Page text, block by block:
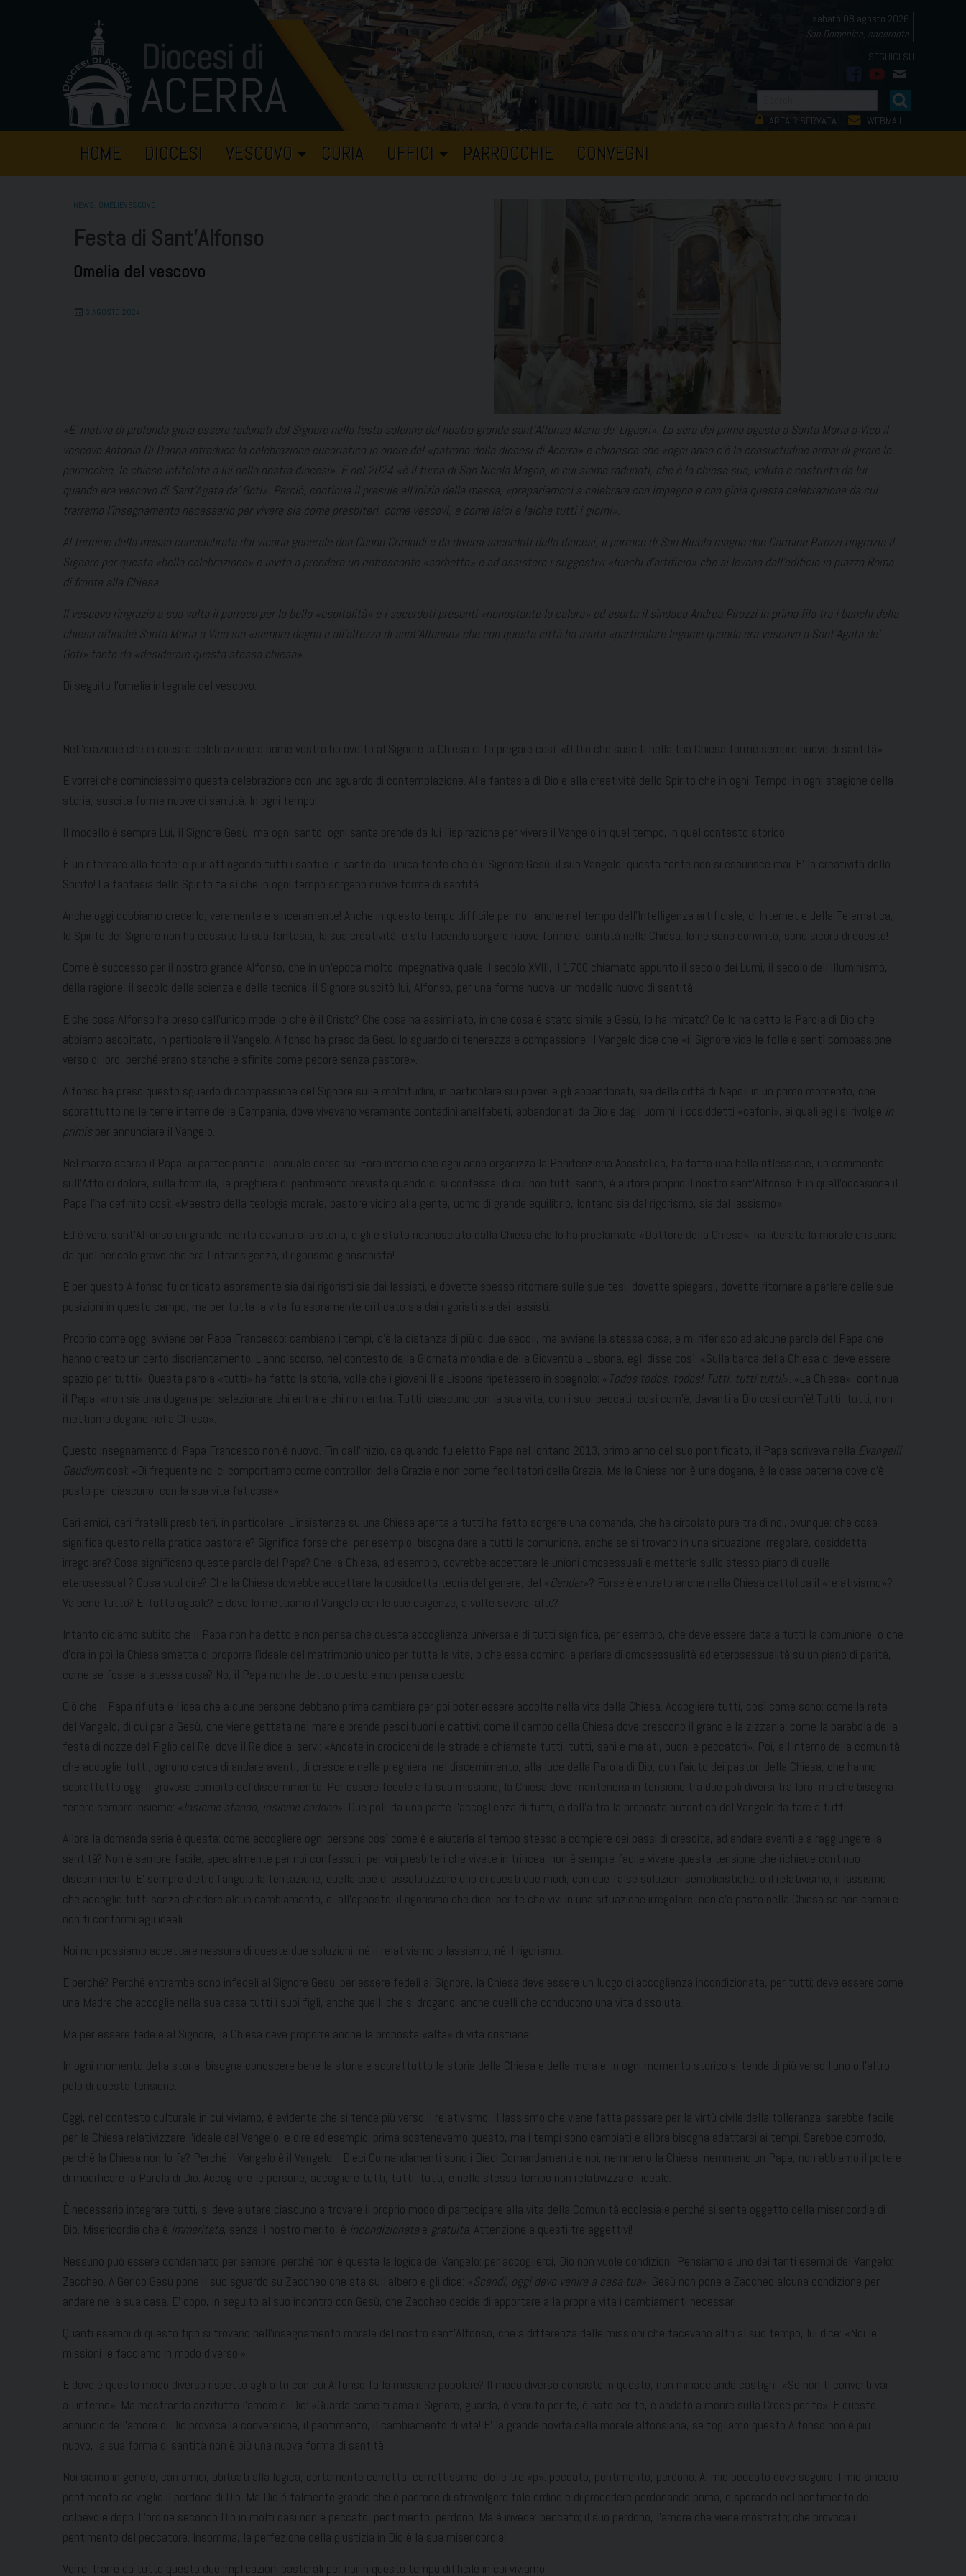
sabato 08 agosto 2026
San Domenico, sacerdote
facebook
youtube
mail
AREA RISERVATA WEBMAIL
HOME DIOCESI VESCOVO CURIA UFFICI PARROCCHIE CONVEGNI
NEWS OMELIEVESCOVO
Festa di Sant’Alfonso
Omelia del vescovo
3 AGOSTO 2024
«E’ motivo di profonda gioia essere radunati dal Signore nella festa solenne del nostro grande sant’Alfonso Maria de’ Liguori». La sera del primo agosto a Santa Maria a Vico il
vescovo Antonio Di Donna introduce la celebrazione eucaristica in onore del «patrono della diocesi di Acerra» e chiarisce che «ogni anno c’è la consuetudine ormai di girare le
parrocchie, le chiese intitolate a lui nella nostra diocesi». E nel 2024 «è il turno di San Nicola Magno, in cui siamo radunati, che è la chiesa sua, voluta e costruita da lui
quando era vescovo di Sant’Agata de’ Goti». Perciò, continua il presule all’inizio della messa, «prepariamoci a celebrare con impegno e con gioia questa celebrazione da cui
trarremo l’insegnamento necessario per vivere sia come presbiteri, come vescovi, e come laici e laiche tutti i giorni».
Al termine della messa concelebrata dal vicario generale don Cuono Crimaldi e da diversi sacerdoti della diocesi, il parroco di San Nicola magno don Carmine Pirozzi ringrazia il
Signore per questa «bella celebrazione » e invita a prendere un rinfrescante «sorbetto» e ad assistere i suggestivi «fuochi d’artificio» che si levano dall’edificio in piazza Roma
di fronte alla Chiesa.
Il vescovo ringrazia a sua volta il parroco per la bella «ospitalità» e i sacerdoti presenti «nonostante la calura» ed esorta il sindaco Andrea Pirozzi in prima fila tra i banchi della
chiesa affinché Santa Maria a Vico sia «sempre degna e all’altezza di sant’Alfonso» che con questa città ha avuto «particolare legame quando era vescovo a Sant’Agata de’
Goti» tanto da «desiderare questa stessa chiesa».
Di seguito l’omelia integrale del vescovo.
Nell’orazione che in questa celebrazione a nome vostro ho rivolto al Signore la Chiesa ci fa pregare così: «O Dio che susciti nella tua Chiesa forme sempre nuove di santità».
E vorrei che cominciassimo questa celebrazione con uno sguardo di contemplazione. Alla fantasia di Dio e alla creatività dello Spirito che in ogni. Tempo, in ogni stagione della
storia, suscita forme nuove di santità. In ogni tempo!
Il modello è sempre Lui, il Signore Gesù, ma ogni santo, ogni santa prende da lui l’ispirazione per vivere il Vangelo in quel tempo, in quel contesto storico.
È un ritornare alla fonte: e pur attingendo tutti i santi e le sante dall’unica fonte che è il Signore Gesù, il suo Vangelo, questa fonte non si esaurisce mai. E’ la creatività dello
Spirito! La fantasia dello Spirito fa sì che in ogni tempo sorgano nuove forme di santità.
Anche oggi dobbiamo crederlo, veramente e sinceramente! Anche in questo tempo difficile per noi, anche nel tempo dell’Intelligenza artificiale, di Internet e della Telematica,
lo Spirito del Signore non ha cessato la sua fantasia, la sua creatività, e sta facendo sorgere nuove forme di santità nella Chiesa. Io ne sono convinto, sono sicuro di questo!
Come è successo per il nostro grande Alfonso, che in un’epoca molto impegnativa quale il secolo XVIII, il 1700 chiamato appunto il secolo dei Lumi, il secolo dell’Illuminismo,
della ragione, il secolo della scienza e della tecnica, il Signore suscitò lui, Alfonso, per una forma nuova, un modello nuovo di santità.
E che cosa Alfonso ha preso dall’unico modello che è il Cristo? Che cosa ha assimilato, in che cosa è stato simile a Gesù, lo ha imitato? Ce lo ha detto la Parola di Dio che
abbiamo ascoltato, in particolare il Vangelo. Alfonso ha preso da Gesù lo sguardo di tenerezza e compassione: il Vangelo dice che «il Signore vide le folle e sentì compassione
verso di loro, perché erano stanche e sfinite come pecore senza pastore».
Alfonso ha preso questo sguardo di compassione del Signore sulle moltitudini, in particolare sui poveri e gli abbandonati, sia della città di Napoli in un primo momento, che
soprattutto nelle terre interne della Campania, dove vivevano veramente contadini analfabeti, abbandonati da Dio e dagli uomini, i cosiddetti «cafoni», ai quali egli si rivolge in
primis per annunciare il Vangelo.
Nel marzo scorso il Papa, ai partecipanti all’annuale corso sul Foro interno che ogni anno organizza la Penitenzieria Apostolica, ha fatto una bella riflessione, un commento
sull’Atto di dolore, sulla formula, la preghiera di pentimento prevista quando ci si confessa, di cui non tutti sanno, è autore proprio il nostro sant’Alfonso. E in quell’occasione il
Papa l’ha definito così: «Maestro della teologia morale, pastore vicino alla gente, uomo di grande equilibrio, lontano sia dal rigorismo, sia dal lassismo».
Ed è vero: sant’Alfonso un grande merito davanti alla storia, e gli è stato riconosciuto dalla Chiesa che lo ha proclamato «Dottore della Chiesa»: ha liberato la morale cristiana
da quel pericolo grave che era l’intransigenza, il rigorismo giansenista!
E per questo Alfonso fu criticato aspramente sia dai rigoristi sia dai lassisti, e dovette spesso ritornare sulle sue tesi, dovette spiegarsi, dovette ritornare a parlare delle sue
posizioni in questo campo, ma per tutta la vita fu aspramente criticato sia dai rigoristi sia dai lassisti.
Proprio come oggi avviene per Papa Francesco: cambiano i tempi, c’è la distanza di più di due secoli, ma avviene la stessa cosa, e mi riferisco ad alcune parole del Papa che
hanno creato un certo disorientamento. L’anno scorso, nel contesto della Giornata mondiale della Gioventù a Lisbona, egli disse così: «Sulla barca della Chiesa ci deve essere
spazio per tutti». Questa parola «tutti» ha fatto la storia, volle che i giovani lì a Lisbona ripetessero in spagnolo: «
Todos todos, todos! Tutti, tutti tutti!». «La Chiesa», continua
il Papa, «non sia una dogana per selezionare chi entra e chi non entra. Tutti, ciascuno con la sua vita, con i suoi peccati, così com’è, davanti a Dio così com’è! Tutti, tutti, non
mettiamo dogane nella Chiesa».
Questo insegnamento di Papa Francesco non è nuovo. Fin dall’inizio, da quando fu eletto Papa nel lontano 2013, primo anno del suo pontificato, il Papa scriveva nella Evangelii
Gaudiumcosì: «Di frequente noi ci comportiamo come controllori della Grazia e non come facilitatori della Grazia. Ma la Chiesa non è una dogana, è la casa paterna dove c’è
posto per ciascuno, con la sua vita faticosa».
Cari amici, cari fratelli presbiteri, in particolare! L’insistenza su una Chiesa aperta a tutti ha fatto sorgere una domanda, che ha circolato pure tra di noi, ovunque: che cosa
significa questo nella pratica pastorale? Significa forse che, per esempio, bisogna dare a tutti la comunione, anche se si trovano in una situazione irregolare, cosiddetta
irregolare? Cosa significano queste parole del Papa? Che la Chiesa, ad esempio, dovrebbe accettare le unioni omosessuali e metterle sullo stesso piano di quelle
eterosessuali? Cosa vuol dire? Che la Chiesa dovrebbe accettare la cosiddetta teoria del genere, del « Gender»? Forse è entrato anche nella Chiesa cattolica il «relativismo»?
Va bene tutto? E’ tutto uguale? E dove lo mettiamo il Vangelo con le sue esigenze, a volte severe, alte?
Intanto diciamo subito che il Papa non ha detto e non pensa che questa accoglienza universale di tutti significa, per esempio, che deve essere data a tutti la comunione, o che
d’ora in poi la Chiesa smetta di proporre l’ideale del matrimonio unico per tutta la vita, o che essa cominci a parlare di omosessualità ed eterosessualità su un piano di parità,
come se fosse la stessa cosa? No, il Papa non ha detto questo e non pensa questo!
Ciò che il Papa rifiuta è l’idea che alcune persone debbano prima cambiare per poi poter essere accolte nella vita della Chiesa. Accogliere tutti, così come sono: come la rete
del Vangelo, di cui parla Gesù, che viene gettata nel mare e prende pesci buoni e cattivi; come il campo della Chiesa dove crescono il grano e la zizzania; come la parabola della
festa di nozze del Figlio del Re, dove il Re dice ai servi: «Andate in crocicchi delle strade e chiamate tutti, tutti, sani e malati, buoni e peccatori». Poi, all’interno della comunità
che accoglie tutti, ognuno cerca di andare avanti, di crescere nella preghiera, nel discernimento, alla luce della Parola di Dio, con l’aiuto dei pastori della Chiesa, che hanno
soprattutto oggi il gravoso compito del discernimento. Per essere fedele alla sua missione, la Chiesa deve mantenersi in tensione tra due poli diversi tra loro, ma che bisogna
tenere sempre insieme: « Insieme stanno, insieme cadono». Due poli: da una parte l’accoglienza di tutti, e dall’altra la proposta autentica del Vangelo da fare a tutti.
Allora la domanda seria è questa: come accogliere ogni persona così come è e aiutarla al tempo stesso a compiere dei passi di crescita, ad andare avanti e a raggiungere la
santità? Non è sempre facile, specialmente per noi confessori, per voi presbiteri che vivete in trincea; non è sempre facile vivere questa tensione che richiede continuo
discernimento! E’ sempre dietro l’angolo la tentazione, quella cioè di assolutizzare uno di questi due modi, con due false soluzioni semplicistiche: o il relativismo, il lassismo
che accoglie tutti senza chiedere alcun cambiamento, o, all’opposto, il rigorismo che dice: per te che vivi in una situazione irregolare, non c’è posto nella Chiesa se non cambi e
non ti conformi agli ideali.
Noi non possiamo accettare nessuna di queste due soluzioni, né il relativismo o lassismo, né il rigorismo.
E perché? Perché entrambe sono infedeli al Signore Gesù: per essere fedeli al Signore, la Chiesa deve essere un luogo di accoglienza incondizionata, per tutti; deve essere come
una Madre che accoglie nella sua casa tutti i suoi figli, anche quelli che si drogano, anche quelli che conducono una vita dissoluta.
Ma per essere fedele al Signore, la Chiesa deve proporre anche la proposta «alta» di vita cristiana!
In ogni momento della storia, bisogna conoscere bene la storia e soprattutto la storia della Chiesa e della morale: in ogni momento storico si tende di più verso l’uno o l’altro
polo di questa tensione.
Oggi, nel contesto culturale in cui viviamo, è evidente che si tende più verso il relativismo, il lassismo che viene fatta passare per la virtù civile della tolleranza: sarebbe facile
per la Chiesa relativizzare l’ideale del Vangelo, e dire ad esempio: prima sostenevamo questo, ma i tempi sono cambiati e allora bisogna adattarsi ai tempi. Sarebbe comodo,
perché la Chiesa non lo fa? Perché il Vangelo è il Vangelo, i Dieci Comandamenti sono i Dieci Comandamenti e noi, nemmeno la Chiesa, nemmeno un Papa, non abbiamo il potere
di modificare la Parola di Dio. Accogliere le persone, accogliere tutti, tutti, tutti, e nello stesso tempo non relativizzare l’ideale.
È necessario integrare tutti, si deve aiutare ciascuno a trovare il proprio modo di partecipare alla vita della Comunità ecclesiale perché si senta oggetto della misericordia di
Dio. Misericordia che è immeritata, senza il nostro merito, è incondizionata e gratuita. Attenzione a questi tre aggettivi!
Nessuno può essere condannato per sempre, perché non è questa la logica del Vangelo: per accoglierci, Dio non vuole condizioni. Pensiamo a uno dei tanti esempi del Vangelo:
Zaccheo. A Gerico Gesù pone il suo sguardo su Zaccheo che sta sull’albero e gli dice: « Scendi, oggi devo venire a casa tua». Gesù non pone a Zaccheo alcuna condizione per
andare nella sua casa. E’ dopo, in seguito al suo incontro con Gesù, che Zaccheo decide di apportare alla propria vita i cambiamenti necessari.
Quanti esempi di questo tipo si trovano nell’insegnamento morale del nostro sant’Alfonso, che a differenza delle missioni che facevano altri al suo tempo, lui dice: «Noi le
missioni le facciamo in modo diverso!».
E dove è questo modo diverso rispetto agli altri con cui Alfonso fa la missione popolare? Il modo diverso consiste in questo, non minacciando castighi: «Se non ti converti vai
all’inferno». Ma mostrando anzitutto l’amore di Dio: «Guarda come ti ama il Signore, guarda, è venuto per te, è nato per te, è andato a morire sulla Croce per te». E questo
annuncio dell’amore di Dio provoca la conversione, il pentimento, il cambiamento di vita! E’ la grande novità della morale alfonsiana, se togliamo questo Alfonso non è più
nuovo, la sua forma di santità non è più una nuova forma di santità.
Noi siamo in genere, cari amici, abituati alla logica, certamente corretta, correttissima, delle tre «p»: peccato, pentimento, perdono. Al mio peccato deve seguire il mio sincero
pentimento se voglio il perdono di Dio. Ma Dio è talmente grande che è padrone di stravolgere tale ordine e di procedere perdonando prima, e sperando nel pentimento del
colpevole dopo. L’ordine secondo Dio in molti casi non è peccato, pentimento, perdono. Ma è invece: peccato; il suo perdono, l’amore che viene mostrato; che provoca il
pentimento del peccatore. Insomma, la perfezione della giustizia in Dio è la sua misericordia!
Vorrei trarre da tutto questo due implicazioni pastorali per noi in questo tempo difficile in cui viviamo.